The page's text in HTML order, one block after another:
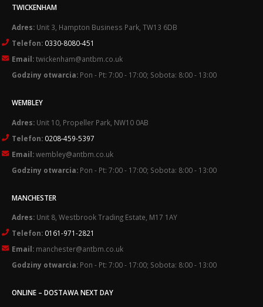
TWICKENHAM
Adres: Unit 3, Hampton Business Park, TW13 6DB
Telefon: 0330-8080-451
Email:twickenham@antbm.co.uk
Godziny otwarcia: Pon - Pt: 7:00 - 17:00; Sobota: 8:00 - 13:00
WEMBLEY
Adres: Unit 10, Propeller Park, NW10 0AB
Telefon: 0208-459-5397
Email:wembley@antbm.co.uk
Godziny otwarcia: Pon - Pt: 7:00 - 17:00; Sobota: 8:00 - 13:00
MANCHESTER
Adres: Unit 8, Westbrook Trading Estate, M17 1AY
Telefon: 0161-971-2821
Email: manchester@antbm.co.uk
Godziny otwarcia: Pon - Pt: 7:00 - 17:00; Sobota: 8:00 - 13:00
ONLINE – DOSTAWA NEXT DAY